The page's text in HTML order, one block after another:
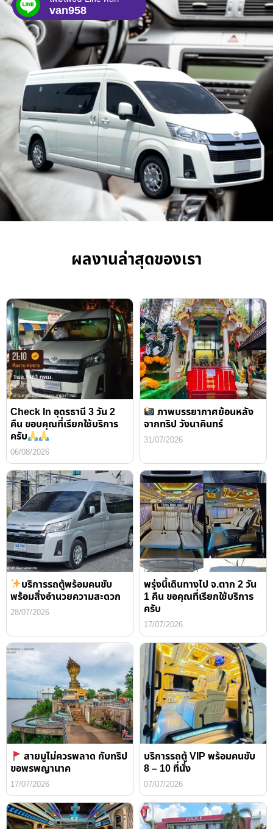
van958
ผลงานล่าสุดของเรา
Check In อุดรธานี 3 วัน 2
คืน ขอบคุณที่เรียกใช้บริการ
ครับ
06/08/2026
ภาพบรรยากาศย้อนหลัง
จากทริป วังนาคินทร์
31/07/2026
บริการรถตู้พร้อมคนขับ
พร้อมสิ่งอำนวยความสะดวก
28/07/2026
พรุ่งนี้เดินทางไป จ.ตาก 2 วัน
1 คืน ขอคุณที่เรียกใช้บริการ
ครับ
17/07/2026
สายมูไม่ควรพลาด กับทริป
ขอพรพญานาค
17/07/2026
บริการรถตู้ VIP พร้อมคนขับ
8 – 10 ที่นั่ง
07/07/2026